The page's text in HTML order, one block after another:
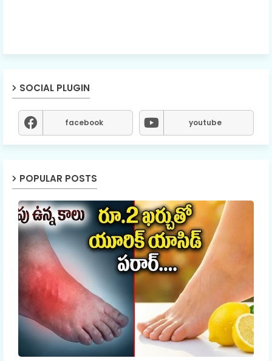
SOCIAL PLUGIN
facebook youtube
POPULAR POSTS